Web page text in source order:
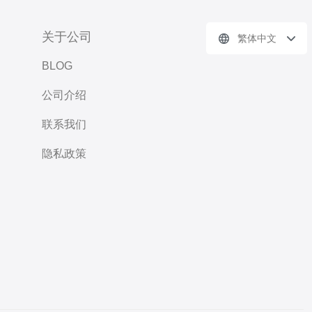
关于公司
BLOG
公司介绍
联系我们
隐私政策
繁体中文